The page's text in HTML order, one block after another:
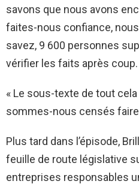
savons que nous avons
faites-nous confiance,
savez, 9 600 personnes
vérifier les faits après coup.
« Le sous-texte de tout
sommes-nous censés faire
Plus tard dans l’épisode,
feuille de route législative
entreprises responsables